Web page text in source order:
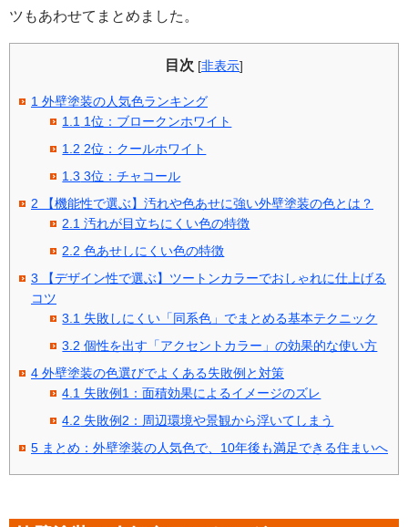
ツもあわせてまとめました。
目次 [非表示]
1 外壁塗装の人気色ランキング
1.1 1位：ブロークンホワイト
1.2 2位：クールホワイト
1.3 3位：チャコール
2 【機能性で選ぶ】汚れや色あせに強い外壁塗装の色とは？
2.1 汚れが目立ちにくい色の特徴
2.2 色あせしにくい色の特徴
3 【デザイン性で選ぶ】ツートンカラーでおしゃれに仕上げる
コツ
3.1 失敗しにくい「同系色」でまとめる基本テクニック
3.2 個性を出す「アクセントカラー」の効果的な使い方
4 外壁塗装の色選びでよくある失敗例と対策
4.1 失敗例1：面積効果によるイメージのズレ
4.2 失敗例2：周辺環境や景観から浮いてしまう
5 まとめ：外壁塗装の人気色で、10年後も満足できる住まいへ